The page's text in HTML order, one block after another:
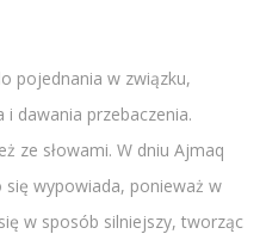
pojednania w związku,
i dawania przebaczenia.
ze słowami. W dniu Ajmaq
wypowiada, ponieważ w
w sposób silniejszy, tworząc